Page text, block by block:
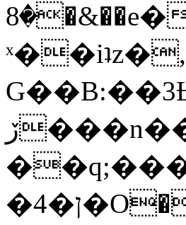
�8�&��e�������:�\���{��9�����g��f�r?
ڒ���n����%J^�}